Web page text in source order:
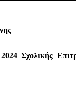
Σχολικής